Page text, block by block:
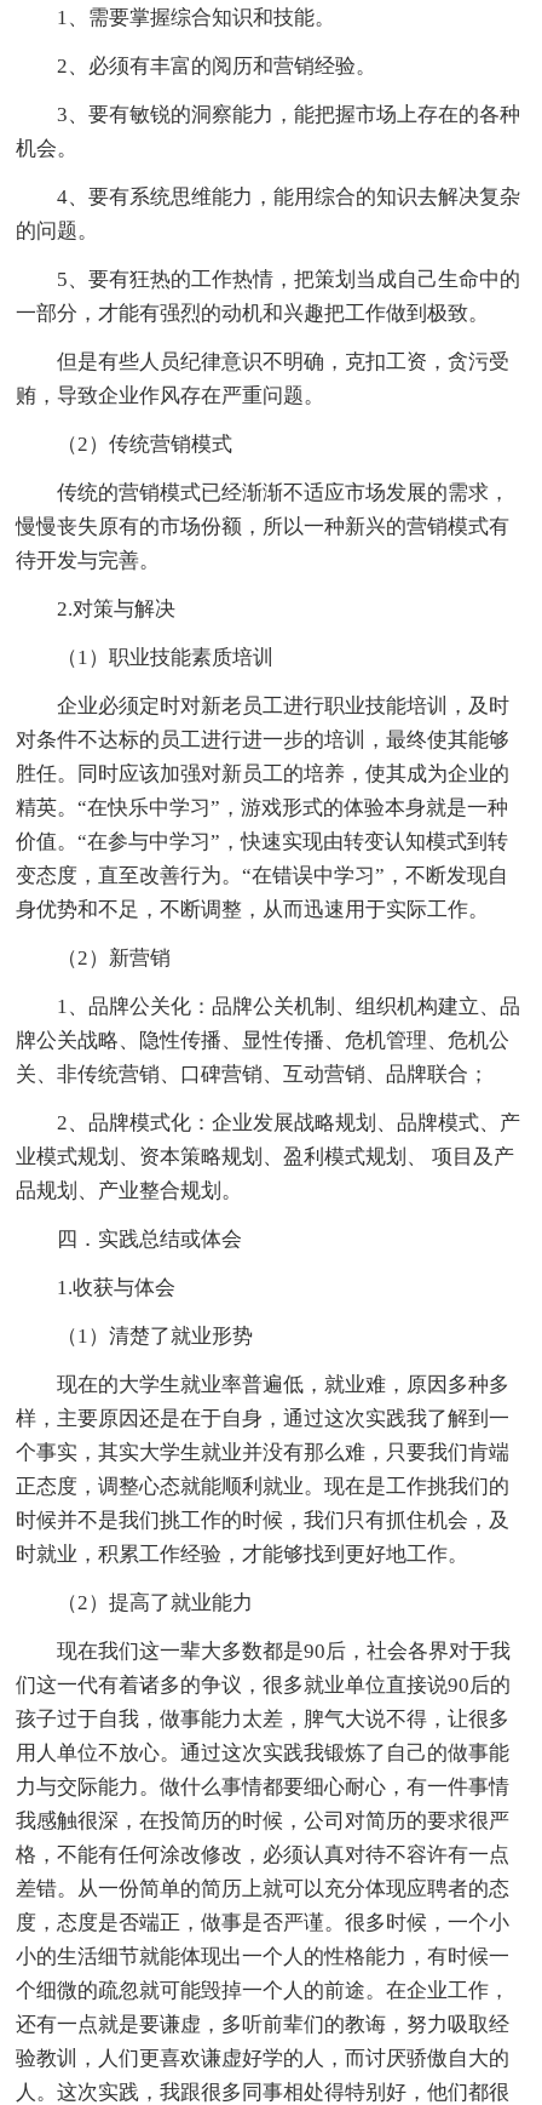
1、需要掌握综合知识和技能。
2、必须有丰富的阅历和营销经验。
3、要有敏锐的洞察能力，能把握市场上存在的各种
机会。
4、要有系统思维能力，能用综合的知识去解决复杂
的问题。
5、要有狂热的工作热情，把策划当成自己生命中的
一部分，才能有强烈的动机和兴趣把工作做到极致。
但是有些人员纪律意识不明确，克扣工资，贪污受
贿，导致企业作风存在严重问题。
（2）传统营销模式
传统的营销模式已经渐渐不适应市场发展的需求，
慢慢丧失原有的市场份额，所以一种新兴的营销模式有
待开发与完善。
2.对策与解决
（1）职业技能素质培训
企业必须定时对新老员工进行职业技能培训，及时
对条件不达标的员工进行进一步的培训，最终使其能够
胜任。同时应该加强对新员工的培养，使其成为企业的
精英。“在快乐中学习”，游戏形式的体验本身就是一种
价值。“在参与中学习”，快速实现由转变认知模式到转
变态度，直至改善行为。“在错误中学习”，不断发现自
身优势和不足，不断调整，从而迅速用于实际工作。
（2）新营销
1、品牌公关化：品牌公关机制、组织机构建立、品
牌公关战略、隐性传播、显性传播、危机管理、危机公
关、非传统营销、口碑营销、互动营销、品牌联合；
2、品牌模式化：企业发展战略规划、品牌模式、产
业模式规划、资本策略规划、盈利模式规划、 项目及产
品规划、产业整合规划。
四．实践总结或体会
1.收获与体会
（1）清楚了就业形势
现在的大学生就业率普遍低，就业难，原因多种多
样，主要原因还是在于自身，通过这次实践我了解到一
个事实，其实大学生就业并没有那么难，只要我们肯端
正态度，调整心态就能顺利就业。现在是工作挑我们的
时候并不是我们挑工作的时候，我们只有抓住机会，及
时就业，积累工作经验，才能够找到更好地工作。
（2）提高了就业能力
现在我们这一辈大多数都是90后，社会各界对于我
们这一代有着诸多的争议，很多就业单位直接说90后的
孩子过于自我，做事能力太差，脾气大说不得，让很多
用人单位不放心。通过这次实践我锻炼了自己的做事能
力与交际能力。做什么事情都要细心耐心，有一件事情
我感触很深，在投简历的时候，公司对简历的要求很严
格，不能有任何涂改修改，必须认真对待不容许有一点
差错。从一份简单的简历上就可以充分体现应聘者的态
度，态度是否端正，做事是否严谨。很多时候，一个小
小的生活细节就能体现出一个人的性格能力，有时候一
个细微的疏忽就可能毁掉一个人的前途。在企业工作，
还有一点就是要谦虚，多听前辈们的教诲，努力吸取经
验教训，人们更喜欢谦虚好学的人，而讨厌骄傲自大的
人。这次实践，我跟很多同事相处得特别好，他们都很